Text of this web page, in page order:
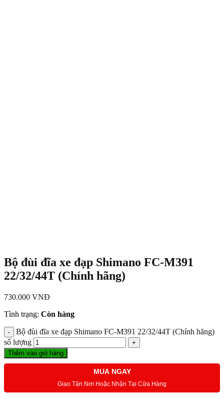
Bộ đùi đĩa xe đạp Shimano FC-M391
22/32/44T (Chính hãng)
730.000 VNĐ
Tình trạng: Còn hàng
Bộ đùi đĩa xe đạp Shimano FC-M391 22/32/44T (Chính hãng)
số lượng
Thêm vào giỏ hàng
MUA NGAY
Giao Tận Nơi Hoặc Nhận Tại Cửa Hàng